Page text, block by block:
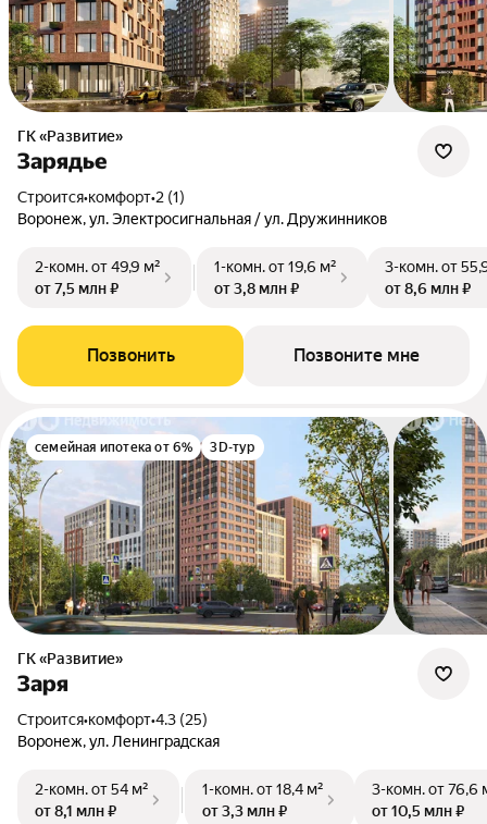
ГК «Развитие»
Зарядье
Строится•комфорт•2 (1)
Воронеж, ул. Электросигнальная / ул. Дружинников
2-комн.от 49,9 м²
от 7,5 млн ₽
1-комн.от 19,6 м²
от 3,8 млн ₽
3-комн.от
от 8,6 млн ₽
Позвонить Позвоните мне
семейная ипотека от 6% 3D-тур
ГК «Развитие»
Заря
Строится•комфорт•4.3 (25)
Воронеж, ул. Ленинградская
2-комн.от 54 м²
от 8,1 млн ₽
1-комн.от 18,4 м²
от 3,3 млн ₽
3-комн.от 76,6
от 10,5 млн ₽